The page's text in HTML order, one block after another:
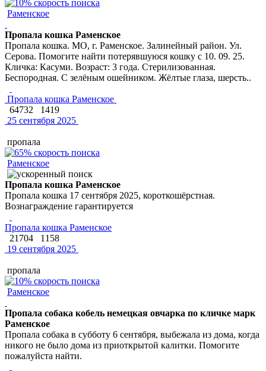
Раменское
Пропала кошка Раменское
Пропала кошка. МО, г. Раменское. Залинейный район. Ул.
Серова. Помогите найти потерявшуюся кошку с 10. 09. 25.
Кличка: Касуми. Возраст: 3 года. Стерилизованная.
Беспородная. С зелёным ошейником. Жёлтые глаза, шерсть..
Пропала кошка Раменское
64732
1419
25 сентября 2025
пропала
Раменское
Пропала кошка Раменское
Пропала кошка 17 сентября 2025, короткошёрстная.
Вознаграждение гарантируется
Пропала кошка Раменское
21704
1158
19 сентября 2025
пропала
Раменское
Пропала собака кобель немецкая овчарка по кличке марк
Раменское
Пропала собака в субботу 6 сентября, выбежала из дома, когда
никого не было дома из приоткрытой калитки. Помогите
пожалуйста найти.